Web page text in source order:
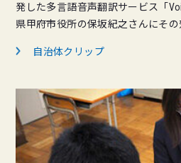
発した多言語音声翻訳サービス「
県甲府市役所の保坂紀之さんにその
自治体クリップ